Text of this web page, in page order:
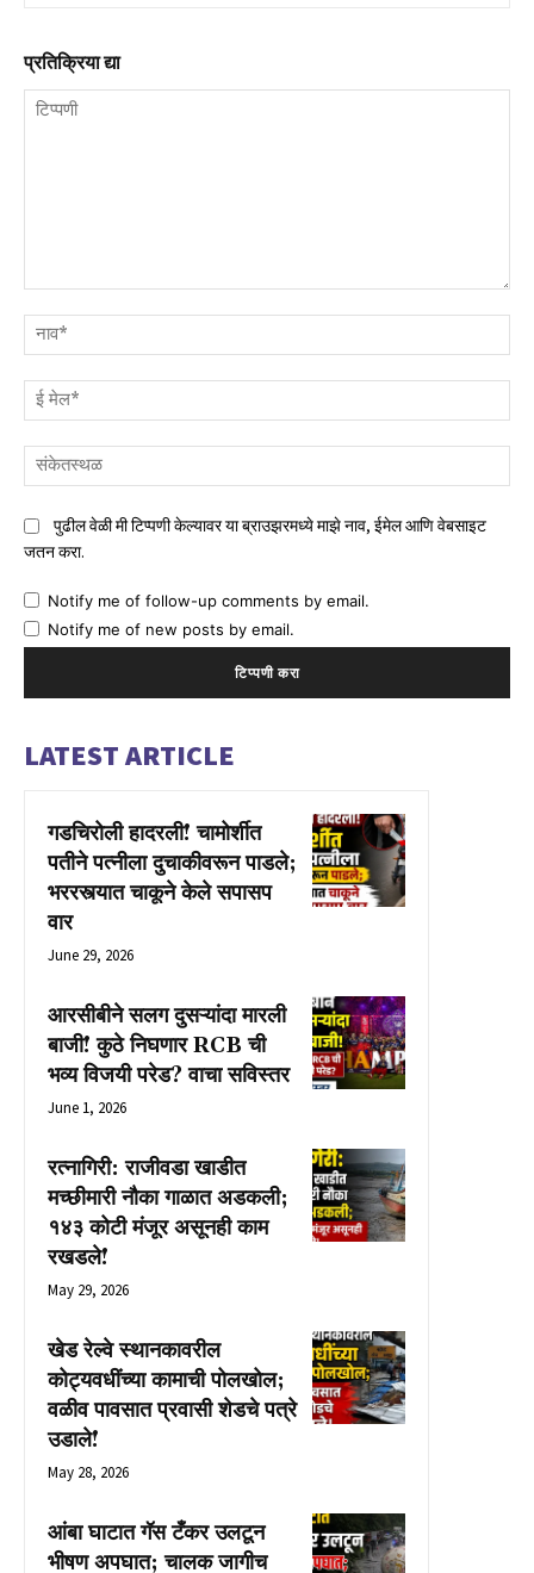
प्रतिक्रिया द्या
पुढील वेळी मी टिप्पणी केल्यावर या ब्राउझरमध्ये माझे नाव, ईमेल आणि वेबसाइट
जतन करा.
Notify me of follow-up comments by email.
Notify me of new posts by email.
LATEST ARTICLE
गडचिरोली हादरली! चामोर्शीत
पतीने पत्नीला दुचाकीवरून पाडले;
भररस्त्यात चाकूने केले सपासप
वार
June 29, 2026
आरसीबीने सलग दुसऱ्यांदा मारली
बाजी! कुठे निघणार RCB ची
भव्य विजयी परेड? वाचा सविस्तर
June 1, 2026
रत्नागिरी: राजीवडा खाडीत
मच्छीमारी नौका गाळात अडकली;
१४३ कोटी मंजूर असूनही काम
रखडले!
May 29, 2026
खेड रेल्वे स्थानकावरील
कोट्यवधींच्या कामाची पोलखोल;
वळीव पावसात प्रवासी शेडचे पत्रे
उडाले!
May 28, 2026
आंबा घाटात गॅस टँकर उलटून
भीषण अपघात; चालक जागीच